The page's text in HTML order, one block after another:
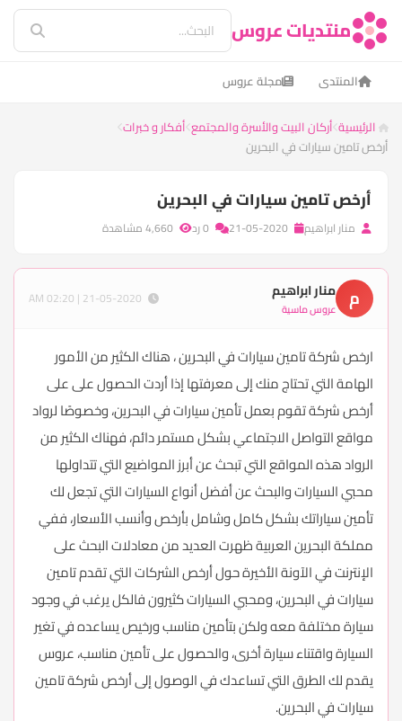
منتديات عروس
المنتدى مجلة عروس
الرئيسية أركان البيت والأسرة والمجتمع أفكار و خبرات
أرخص تامين سيارات في البحرين
أرخص تامين سيارات في البحرين
منار ابراهيم
م منار ابراهيم
عروس ماسية
ارخص شركة تامين سيارات في البحرين ، هناك الكثير من الأمور
الهامة التي تحتاج منك إلى معرفتها إذا أردت الحصول على على
أرخص شركة تقوم بعمل تأمين سيارات في البحرين، وخصوصًا لرواد
مواقع التواصل الاجتماعي بشكل مستمر دائم، فهناك الكثير من
الرواد هذه المواقع التي تبحث عن أبرز المواضيع التي تتداولها
محبي السيارات والبحث عن أفضل أنواع السيارات التي تجعل لك
تأمين سياراتك بشكل كامل وشامل بأرخص وأنسب الأسعار، ففي
مملكة البحرين العربية ظهرت العديد من معادلات البحث على
الإنترنت في الآونة الأخيرة حول أرخص الشركات التي تقدم تامين
سيارات في البحرين، ومحبي السيارات كثيرون فالكل يرغب في وجود
سيارة مختلفة معه ولكن بتأمين مناسب ورخيص يساعده في تغير
السيارة واقتناء سيارة أخرى، والحصول على تأمين مناسب، عروس
يقدم لك الطرق التي تساعدك في الوصول إلى أرخص شركة تامين
سيارات في البحرين.